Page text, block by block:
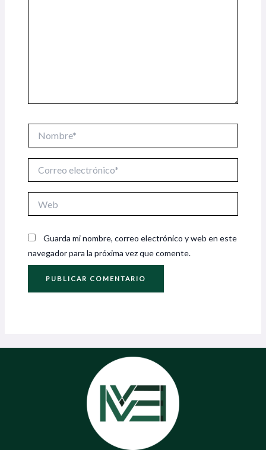
electrónico*
Guarda mi nombre, correo electrónico y web en este
navegador para la próxima vez que comente.